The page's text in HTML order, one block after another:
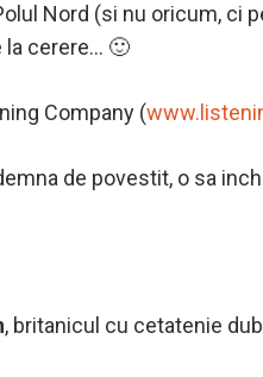
Nord (si nu oricum, ci
la cerere… 🙂
Company (
de povestit, o sa
, britanicul cu cetatenie